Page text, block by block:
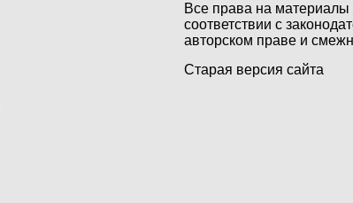
Все права на материалы
соответствии с
авторском праве и
Старая версия сайта